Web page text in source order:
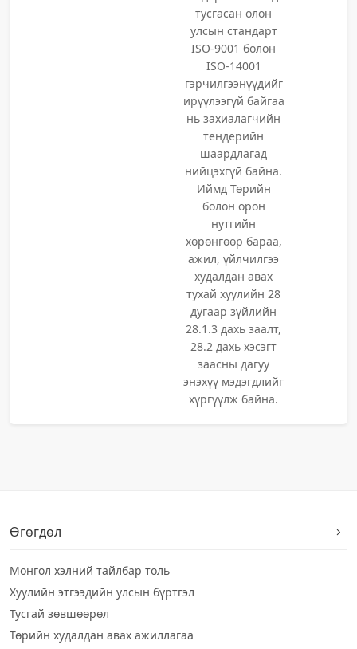
тусгасан олон
улсын стандарт
ISO-9001 болон
ISO-14001
гэрчилгээнүүдийг
ирүүлээгүй байгаа
нь захиалагчийн
тендерийн
шаардлагад
нийцэхгүй байна.
Иймд Төрийн
болон орон
нутгийн
хөрөнгөөр бараа,
ажил, үйлчилгээ
худалдан авах
тухай хуулийн 28
дугаар зүйлийн
28.1.3 дахь заалт,
28.2 дахь хэсэгт
заасны дагуу
энэхүү мэдэгдлийг
хүргүүлж байна.
Өгөгдөл
Монгол хэлний тайлбар толь
Хуулийн этгээдийн улсын бүртгэл
Тусгай зөвшөөрөл
Төрийн худалдан авах ажиллагаа